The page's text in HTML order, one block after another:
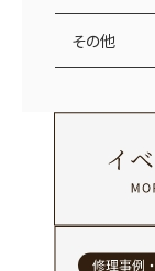
その他